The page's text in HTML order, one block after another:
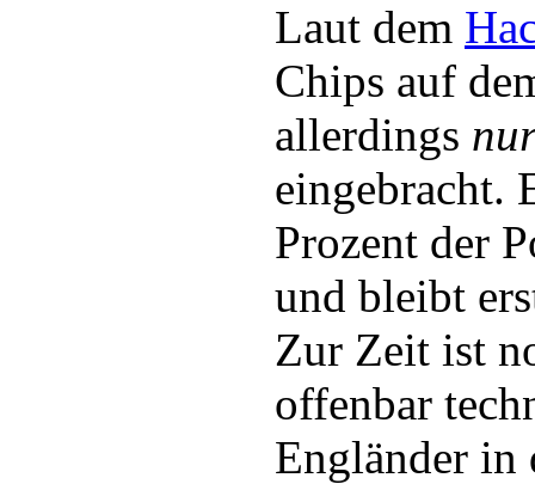
Laut dem
Chips auf
allerdings
eingebracht.
Prozent der
und bleibt
Zur Zeit ist
offenbar
Engländer in